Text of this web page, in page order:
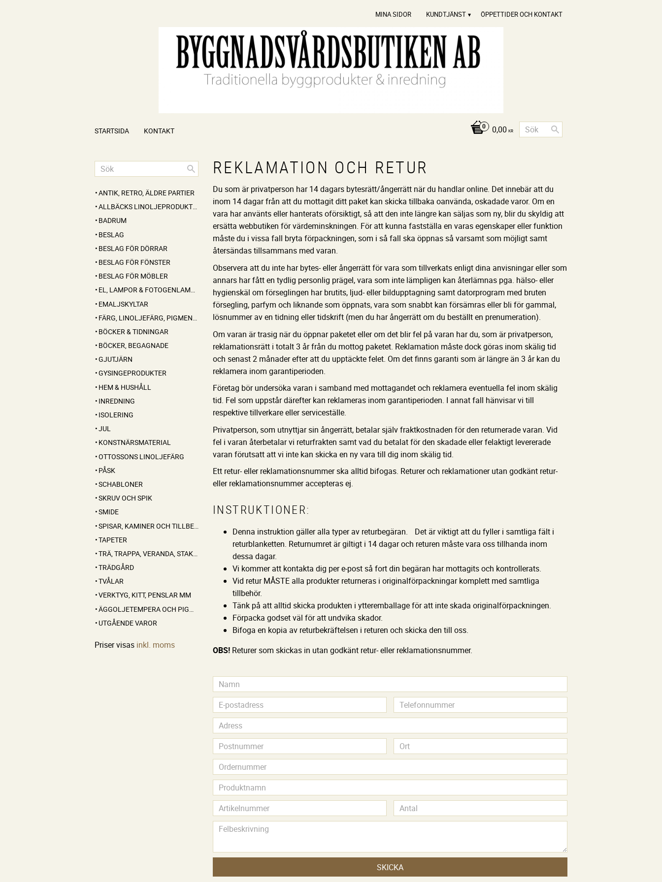
MINA SIDOR KUNDTJÄNST ÖPPETTIDER OCH KONTAKT
0,00 KR
STARTSIDA KONTAKT
REKLAMATION OCH RETUR
Du som är privatperson har 14 dagars bytesrätt/ångerrätt när du handlar online. Det innebär att du
inom 14 dagar från att du mottagit ditt paket kan skicka tillbaka oanvända, oskadade varor. Om en
vara har använts eller hanterats oförsiktigt, så att den inte längre kan säljas som ny, blir du skyldig att
ersätta webbutiken för värdeminskningen. För att kunna fastställa en varas egenskaper eller funktion
måste du i vissa fall bryta förpackningen, som i så fall ska öppnas så varsamt som möjligt samt
återsändas tillsammans med varan.
Observera att du inte har bytes- eller ångerrätt för vara som tillverkats enligt dina anvisningar eller som
annars har fått en tydlig personlig prägel, vara som inte lämpligen kan återlämnas pga. hälso- eller
hygienskäl om förseglingen har brutits, ljud- eller bildupptagning samt datorprogram med bruten
försegling, parfym och liknande som öppnats, vara som snabbt kan försämras eller bli för gammal,
lösnummer av en tidning eller tidskrift (men du har ångerrätt om du beställt en prenumeration).
Om varan är trasig när du öppnar paketet eller om det blir fel på varan har du, som är privatperson,
reklamationsrätt i totalt 3 år från du mottog paketet. Reklamation måste dock göras inom skälig tid
och senast 2 månader efter att du upptäckte felet. Om det finns garanti som är längre än 3 år kan du
reklamera inom garantiperioden.
Företag bör undersöka varan i samband med mottagandet och reklamera eventuella fel inom skälig
tid. Fel som uppstår därefter kan reklameras inom garantiperioden. I annat fall hänvisar vi till
respektive tillverkare eller serviceställe.
Privatperson, som utnyttjar sin ångerrätt, betalar själv fraktkostnaden för den returnerade varan. Vid
fel i varan återbetalar vi returfrakten samt vad du betalat för den skadade eller felaktigt levererade
varan förutsatt att vi inte kan skicka en ny vara till dig inom skälig tid.
Ett retur- eller reklamationsnummer ska alltid bifogas. Returer och reklamationer utan godkänt retur-
eller reklamationsnummer accepteras ej.
INSTRUKTIONER:
Denna instruktion gäller alla typer av returbegäran. Det är viktigt att du fyller i samtliga fält i
returblanketten. Returnumret är giltigt i 14 dagar och returen måste vara oss tillhanda inom
dessa dagar.
Vi kommer att kontakta dig per e-post så fort din begäran har mottagits och kontrollerats.
Vid retur MÅSTE alla produkter returneras i originalförpackningar komplett med samtliga
tillbehör.
Tänk på att alltid skicka produkten i ytteremballage för att inte skada originalförpackningen.
Förpacka godset väl för att undvika skador.
Bifoga en kopia av returbekräftelsen i returen och skicka den till oss.
OBS! Returer som skickas in utan godkänt retur- eller reklamationsnummer.
SKICKA
ANTIK, RETRO, ÄLDRE PARTIER
ALLBÄCKS LINOLJEPRODUKTER
BADRUM
BESLAG
BESLAG FÖR DÖRRAR
BESLAG FÖR FÖNSTER
BESLAG FÖR MÖBLER
EL, LAMPOR & FOTOGENLAMPOR
EMALJSKYLTAR
FÄRG, LINOLJEFÄRG, PIGMENT, LINOLJA, SÅPA MM
BÖCKER & TIDNINGAR
BÖCKER, BEGAGNADE
GJUTJÄRN
GYSINGEPRODUKTER
HEM & HUSHÅLL
INREDNING
ISOLERING
JUL
KONSTNÄRSMATERIAL
OTTOSSONS LINOLJEFÄRG
PÅSK
SCHABLONER
SKRUV OCH SPIK
SMIDE
SPISAR, KAMINER OCH TILLBEHÖR
TAPETER
TRÄ, TRAPPA, VERANDA, STAKET, KONSOLER
TRÄDGÅRD
TVÅLAR
VERKTYG, KITT, PENSLAR MM
ÄGGOLJETEMPERA OCH PIGMENT
UTGÅENDE VAROR
Priser visas inkl. moms